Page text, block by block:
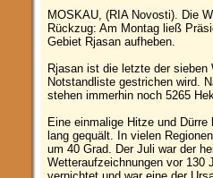
MOSKAU, (RIA Novosti). Die
Rückzug: Am Montag ließ
Gebiet Rjasan aufheben.
Rjasan ist die letzte der sieben
Notstandliste gestrichen wird.
stehen immerhin noch 5265
Eine einmalige Hitze und
lang gequält. In vielen
um 40 Grad. Der Juli war der
Wetteraufzeichnungen vor 130